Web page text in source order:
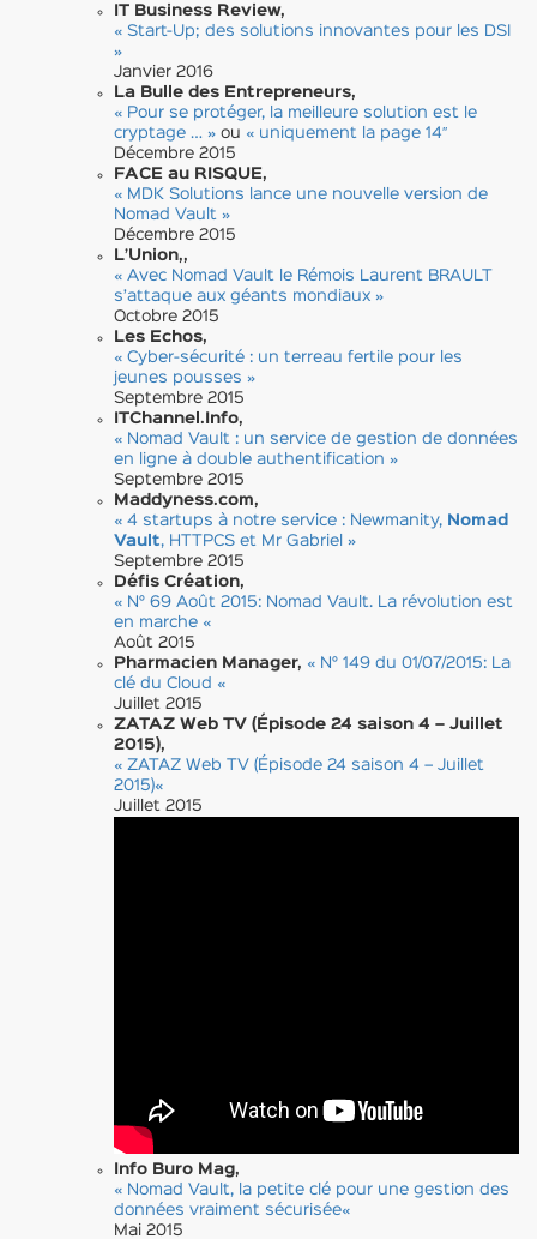
IT Business Review,
« Start-Up; des solutions innovantes pour les DSI
»
Janvier 2016
La Bulle des Entrepreneurs,
« Pour se protéger, la meilleure solution est le
cryptage … » ou « uniquement la page 14″
Décembre 2015
FACE au RISQUE,
« MDK Solutions lance une nouvelle version de
Nomad Vault »
Décembre 2015
L’Union,,
« Avec Nomad Vault le Rémois Laurent BRAULT
s’attaque aux géants mondiaux »
Octobre 2015
Les Echos,
« Cyber-sécurité : un terreau fertile pour les
jeunes pousses »
Septembre 2015
ITChannel.Info,
« Nomad Vault : un service de gestion de données
en ligne à double authentification »
Septembre 2015
Maddyness.com,
« 4 startups à notre service : Newmanity, Nomad
Vault, HTTPCS et Mr Gabriel »
Septembre 2015
Défis Création,
« N° 69 Août 2015: Nomad Vault. La révolution est
en marche «
Août 2015
Pharmacien Manager, « N° 149 du 01/07/2015: La
clé du Cloud «
Juillet 2015
ZATAZ Web TV (Épisode 24 saison 4 – Juillet
2015),
« ZATAZ Web TV (Épisode 24 saison 4 – Juillet
2015)«
Juillet 2015
Info Buro Mag,
« Nomad Vault, la petite clé pour une gestion des
données vraiment sécurisée«
Mai 2015